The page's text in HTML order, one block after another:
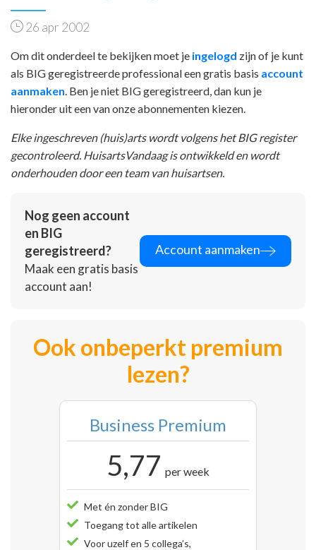
26 apr 2002
Om dit onderdeel te bekijken moet je ingelogd zijn of je kunt
als BIG geregistreerde professional een gratis basis account
aanmaken . Ben je niet BIG geregistreerd, dan kun je
hieronder uit een van onze abonnementen kiezen.
Elke ingeschreven (huis)arts wordt volgens het BIG register
gecontroleerd. HuisartsVandaag is ontwikkeld en wordt
onderhouden door een team van huisartsen.
Nog geen account
en BIG
geregistreerd?
Maak een gratis basis
account aan!
Account aanmaken
Ook onbeperkt premium
lezen?
Business Premium
5,77 per week
Met én zonder BIG
Toegang tot alle artikelen
Voor uzelf en 5 collega’s,